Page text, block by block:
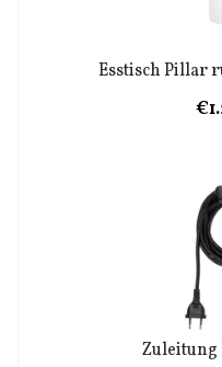
Esstisch Pillar
Zuleitung